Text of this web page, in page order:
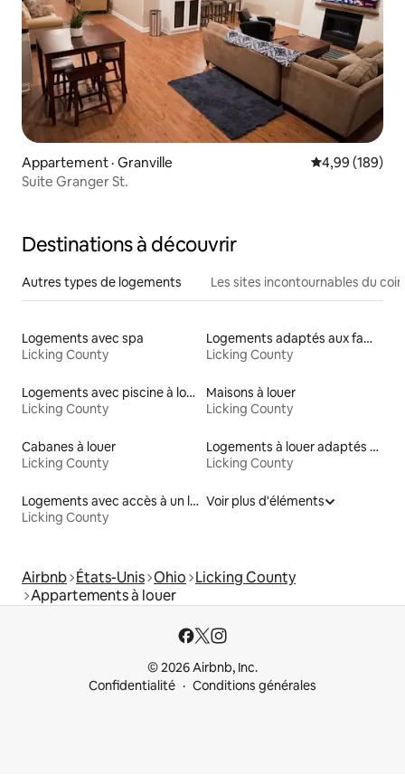
Appartement · Granville Note
4,99 (189)
Suite Granger St.
Destinations à découvrir
Autres types de logements Les sites incontournables du coin
Logements avec spa
Licking County
Logements adaptés aux familles à louer
Licking County
Logements avec piscine à louer
Licking County
Maisons à louer
Licking County
Cabanes à louer
Licking County
Logements à louer adaptés aux animaux
Licking County
Logements avec accès à un lac
Licking County
Voir plus d'éléments
Airbnb États-Unis Ohio Licking County
Appartements à louer
© 2026 Airbnb, Inc.
Confidentialité
Conditions générales